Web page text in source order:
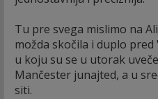
Tu pre svega mislimo na
možda skočila i duplo
u koju su se u utorak
Mančester junajted, a u
siti.